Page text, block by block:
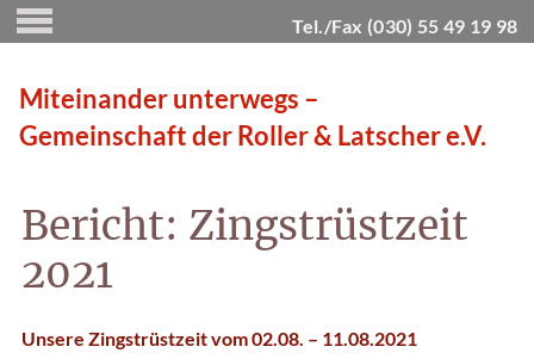
Tel./Fax (030) 55 49 19 98
Miteinander unterwegs –
Gemeinschaft der Roller & Latscher e.V.
Bericht: Zingstrüstzeit
2021
Unsere Zingstrüstzeit vom 02.08. – 11.08.2021